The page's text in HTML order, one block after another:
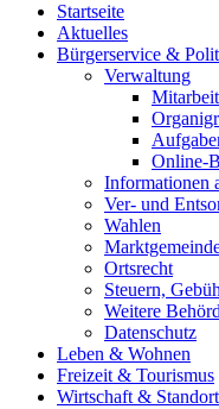
Startseite
Aktuelles
Bürgerservice &
Verwaltung
Online-
Informationen
Ver- und
Wahlen
Ortsrecht
Steuern,
Weitere
Datenschutz
Leben & Wohnen
Freizeit & Tourismus
Wirtschaft & Standort